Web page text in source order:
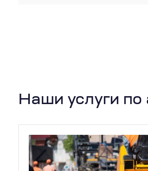
Наши услуги